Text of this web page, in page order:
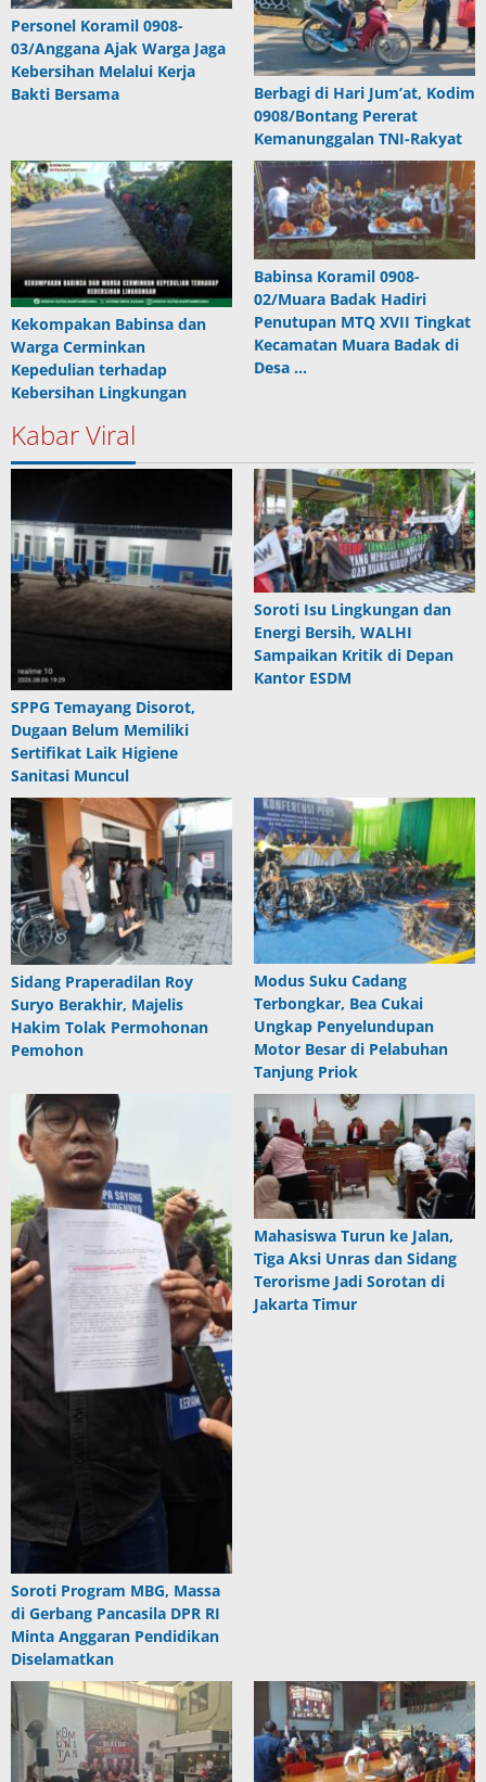
Personel Koramil 0908-
03/Anggana Ajak Warga Jaga
Kebersihan Melalui Kerja
Bakti Bersama
Berbagi di Hari Jum’at, Kodim
0908/Bontang Pererat
Kemanunggalan TNI-Rakyat
Kekompakan Babinsa dan
Warga Cerminkan
Kepedulian terhadap
Kebersihan Lingkungan
Babinsa Koramil 0908-
02/Muara Badak Hadiri
Penutupan MTQ XVII Tingkat
Kecamatan Muara Badak di
Desa …
Kabar Viral
SPPG Temayang Disorot,
Dugaan Belum Memiliki
Sertifikat Laik Higiene
Sanitasi Muncul
Soroti Isu Lingkungan dan
Energi Bersih, WALHI
Sampaikan Kritik di Depan
Kantor ESDM
Sidang Praperadilan Roy
Suryo Berakhir, Majelis
Hakim Tolak Permohonan
Pemohon
Modus Suku Cadang
Terbongkar, Bea Cukai
Ungkap Penyelundupan
Motor Besar di Pelabuhan
Tanjung Priok
Soroti Program MBG, Massa
di Gerbang Pancasila DPR RI
Minta Anggaran Pendidikan
Diselamatkan
Mahasiswa Turun ke Jalan,
Tiga Aksi Unras dan Sidang
Terorisme Jadi Sorotan di
Jakarta Timur